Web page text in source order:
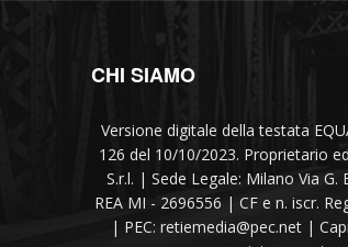
CHI SIAMO
Versione digitale della testata
126 del 10/10/2023. Proprietario
S.r.l. | Sede Legale: Milano Via
REA MI - 2696556 | CF e n. iscr.
| PEC: retiemedia@pec.net |